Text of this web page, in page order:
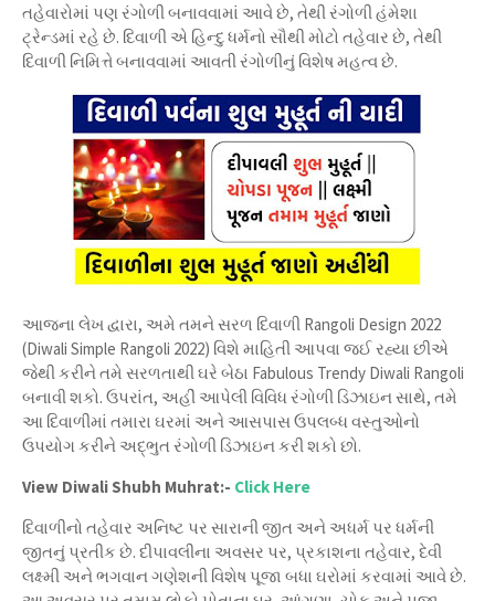
તહેવારોમાં પણ રંગોળી બનાવવામાં આવે છે, તેથી રંગોળી હંમેશા
ટ્રેન્ડમાં રહે છે. દિવાળી એ હિન્દુ ધર્મનો સૌથી મોટો તહેવાર છે, તેથી
દિવાળી નિમિત્તે બનાવવામાં આવતી રંગોળીનું વિશેષ મહત્વ છે.
આજના લેખ દ્વારા, અમે તમને સરળ દિવાળી Rangoli Design 2022
(Diwali Simple Rangoli 2022) વિશે માહિતી આપવા જઈ રહ્યા છીએ
જેથી કરીને તમે સરળતાથી ઘરે બેઠા Fabulous Trendy Diwali Rangoli
બનાવી શકો. ઉપરાંત, અહીં આપેલી વિવિધ રંગોળી ડિઝાઇન સાથે, તમે
આ દિવાળીમાં તમારા ઘરમાં અને આસપાસ ઉપલબ્ધ વસ્તુઓનો
ઉપયોગ કરીને અદ્ભુત રંગોળી ડિઝાઇન કરી શકો છો.
View Diwali Shubh Muhrat:- Click Here
દિવાળીનો તહેવાર અનિષ્ટ પર સારાની જીત અને અધર્મ પર ધર્મની
જીતનું પ્રતીક છે. દીપાવલીના અવસર પર, પ્રકાશના તહેવાર, દેવી
લક્ષ્મી અને ભગવાન ગણેશની વિશેષ પૂજા બધા ઘરોમાં કરવામાં આવે છે.